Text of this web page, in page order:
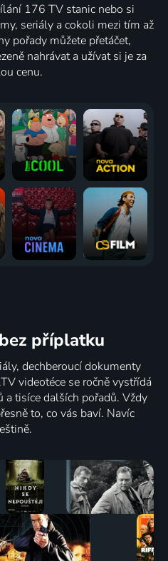
176 TV stanic nebo si
seriály a cokoli mezi tím až
pořady můžete přetáčet,
nahrávat a užívat si je za
cenu.
bez příplatku
dechberoucí dokumenty
videotéce se ročně vystřídá
tisíce dalších pořadů. Vždy
to, co vás baví. Navíc